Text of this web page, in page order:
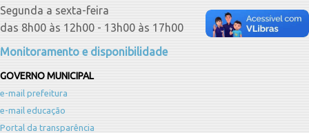
Segunda a sexta-feira
das 8h00 às 12h00 - 13h00 às 17h00
Monitoramento e disponibilidade
GOVERNO MUNICIPAL
e-mail prefeitura
e-mail educação
Portal da transparência